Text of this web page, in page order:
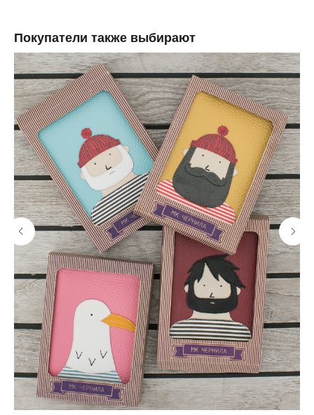
Покупатели также выбирают